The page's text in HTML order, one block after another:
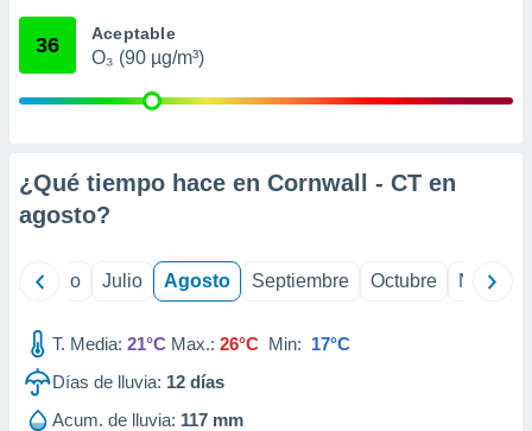
e
publicidad
1199
36 Aceptable
O₃ (90 µg/m³)
¿Qué tiempo hace en Cornwall - CT en
agosto?
Junio Julio Agosto Septiembre Octubre
T. Media: 21°C Max.: 26°C Min: 17°C
Días de lluvia: 12 días
Acum. de lluvia: 117 mm